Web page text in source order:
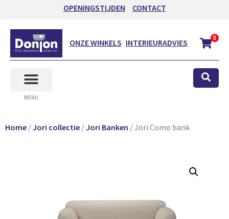
OPENINGSTIJDEN CONTACT
ONZE WINKELS INTERIEURADVIES 0
MENU
Home /Jori collectie /Jori Banken / Jori Como bank